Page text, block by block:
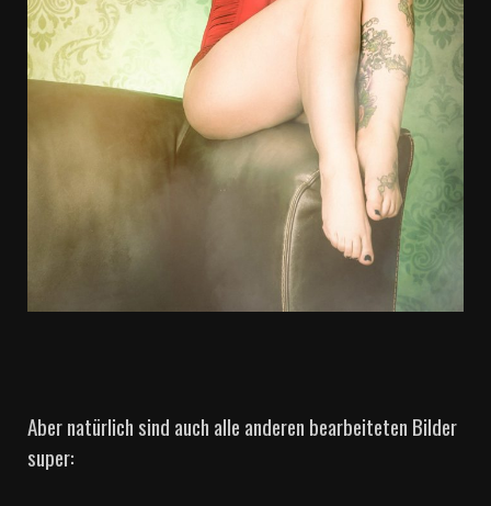
Aber natürlich sind auch alle anderen bearbeiteten Bilder
super: